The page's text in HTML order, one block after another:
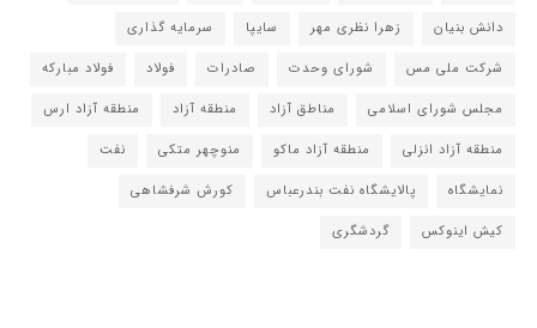
دانش بنیان
زهرا نظری مهر سایپا
سرمایه گذاری
شرکت ملی مس
شورای وحدت صادرات فولاد
فولاد مبارکه
مجلس شورای اسلامی
مناطق آزاد منطقه آزاد
منطقه آزاد ارس
منطقه آزاد انزلی
منطقه آزاد ماکو منوچهر متکی
نفت
نمایشگاه
پالایشگاه نفت بندرعباس
کورش شرفشاهی
کیش اینوکس
گردشگری